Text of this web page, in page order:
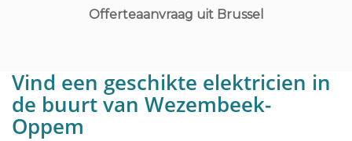
Offerteaanvraag uit Brussel
Vind een geschikte elektricien in
de buurt van Wezembeek-
Oppem